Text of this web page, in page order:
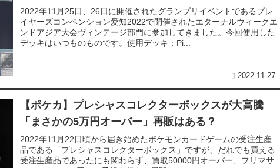
2022年11月25日、26日に開催されたグランプリイベントであるプレ
イヤーズコンベンション愛知2022で開催されたエターナルウィークエ
ンドアジア大会ヴィンテージ部門に参加してきました。今回使用した
デッキはいつものものです。使用デッキ：Pi...
2022.11.27
【ポケカ】プレシャスコレクターボックスが大高騰
「まさかの5万円オーバー」再販はある？
2022年11月22日頃から届き始めたポケモンカードゲームの受注生産
品である「プレシャスコレクターボックス」ですが、だれでも買える
受注生産品であったにも関わらず、買取50000円オーバー、フリマサ